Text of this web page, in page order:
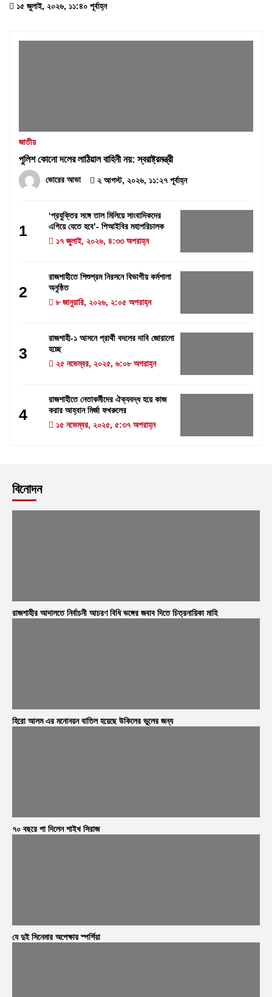
১৫ জুলাই, ২০২৬, ১১:৪০ পূর্বাহ্ন
জাতীয়
পুলিশ কোনো দলের লাঠিয়াল বাহিনী নয়: স্বরাষ্ট্রমন্ত্রী
ভোরের আভা ২ আগস্ট, ২০২৬, ১১:২৭ পূর্বাহ্ন
1
‘প্রযুক্তির সঙ্গে তাল মিলিয়ে সাংবাদিকদের
এগিয়ে যেতে হবে’- পিআইবির মহাপরিচালক
১৭ জুলাই, ২০২৬, ৪:৩৩ অপরাহ্ন
2
রাজশাহীতে শিশুশ্রম নিরসনে বিভাগীয় কর্মশালা
অনুষ্ঠিত
৮ জানুয়ারি, ২০২৬, ২:০৫ অপরাহ্ন
3
রাজশাহী-১ আসনে প্রার্থী বদলের দাবি জোরালো
হচ্ছে
২৫ নভেম্বর, ২০২৫, ৬:০৮ অপরাহ্ন
4
রাজশাহীতে নেতাকর্মীদের ঐক্যবদ্ধ হয়ে কাজ
করার আহ্বান মির্জা ফখরুলের
১৫ নভেম্বর, ২০২৫, ৫:৩৭ অপরাহ্ন
বিনোদন
রাজশাহীর আদালতে নির্বাচনী আচরণ বিধি ভঙ্গের জবাব দিতে চিত্রনায়িকা মাহি
হিরো আলম এর মনোনয়ন বাতিল হয়েছে উকিলের ভুলের জন্য
৭০ বছরে পা দিলেন শাইখ সিরাজ
যে দুই সিনেমার অপেক্ষায় স্পর্শিয়া